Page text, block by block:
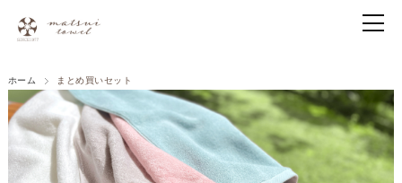
ホーム まとめ買いセット